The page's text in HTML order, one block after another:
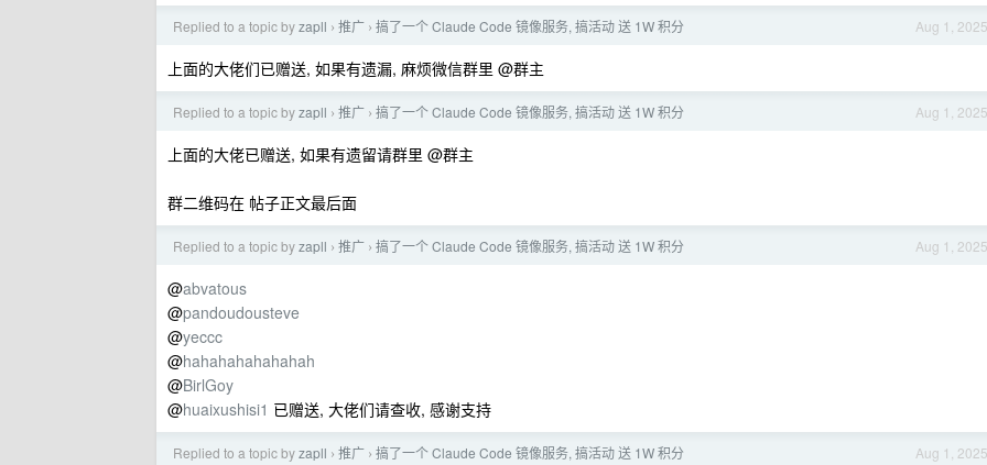
Aug 1, 2025
Replied to a topic byzapll › 推广 › 搞了一个 Claude Code 镜像服务, 搞活动 送 1W 积分
上面的大佬们已赠送, 如果有遗漏, 麻烦微信群里 @群主
Aug 1, 2025
Replied to a topic byzapll › 推广 › 搞了一个 Claude Code 镜像服务, 搞活动 送 1W 积分
上面的大佬已赠送, 如果有遗留请群里 @群主
群二维码在 帖子正文最后面
Aug 1, 2025
Replied to a topic byzapll › 推广 › 搞了一个 Claude Code 镜像服务, 搞活动 送 1W 积分
@abvatous
@pandoudousteve
@yeccc
@hahahahahahahah
@BirlGoy
@huaixushisi1 已赠送, 大佬们请查收, 感谢支持
Aug 1, 2025
Replied to a topic byzapll › 推广 › 搞了一个 Claude Code 镜像服务, 搞活动 送 1W 积分